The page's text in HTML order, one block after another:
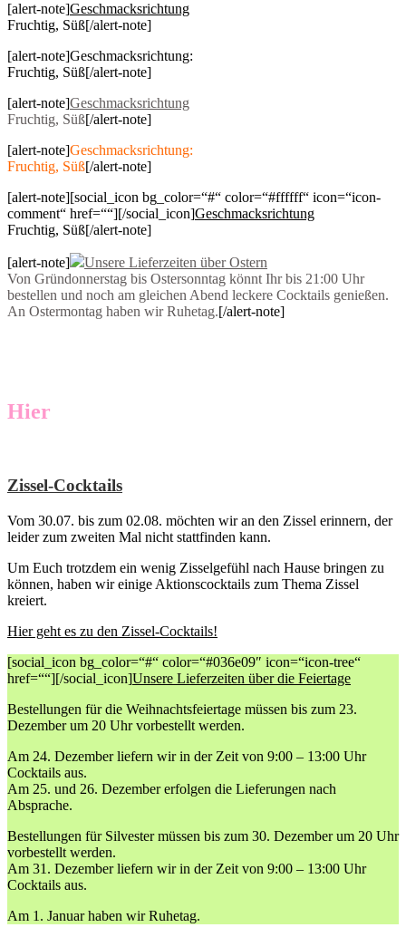
[alert-note]Geschmacksrichtung
Fruchtig, Süß[/alert-note]
[alert-note]Geschmacksrichtung:
Fruchtig, Süß[/alert-note]
[alert-note]Geschmacksrichtung
Fruchtig, Süß[/alert-note]
[alert-note]Geschmacksrichtung:
Fruchtig, Süß[/alert-note]
[alert-note][social_icon bg_color=“#“ color=“#ffffff“ icon=“icon-
comment“ href=““][/social_icon]Geschmacksrichtung
Fruchtig, Süß[/alert-note]
[alert-note]
Unsere Lieferzeiten über Ostern
Von Gründonnerstag bis Ostersonntag könnt Ihr bis 21:00 Uhr
bestellen und noch am gleichen Abend leckere Cocktails genießen.
An Ostermontag haben wir Ruhetag.[/alert-note]
Hier
Zissel-Cocktails
Vom 30.07. bis zum 02.08. möchten wir an den Zissel erinnern, der
leider zum zweiten Mal nicht stattfinden kann.
Um Euch trotzdem ein wenig Zisselgefühl nach Hause bringen zu
können, haben wir einige Aktionscocktails zum Thema Zissel
kreiert.
Hier geht es zu den Zissel-Cocktails!
[social_icon bg_color=“#“ color=“#036e09″ icon=“icon-tree“
href=““][/social_icon]Unsere Lieferzeiten über die Feiertage
Bestellungen für die Weihnachtsfeiertage müssen bis zum 23.
Dezember um 20 Uhr vorbestellt werden.
Am 24. Dezember liefern wir in der Zeit von 9:00 – 13:00 Uhr
Cocktails aus.
Am 25. und 26. Dezember erfolgen die Lieferungen nach
Absprache.
Bestellungen für Silvester müssen bis zum 30. Dezember um 20 Uhr
vorbestellt werden.
Am 31. Dezember liefern wir in der Zeit von 9:00 – 13:00 Uhr
Cocktails aus.
Am 1. Januar haben wir Ruhetag.